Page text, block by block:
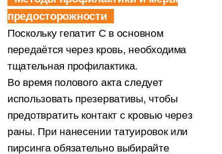
предосторожности
Поскольку гепатит С в основном
передаётся через кровь, необходима
тщательная профилактика.
Во время полового акта следует
использовать презервативы, чтобы
предотвратить контакт с кровью через
раны. При нанесении татуировок или
пирсинга обязательно выбирайте